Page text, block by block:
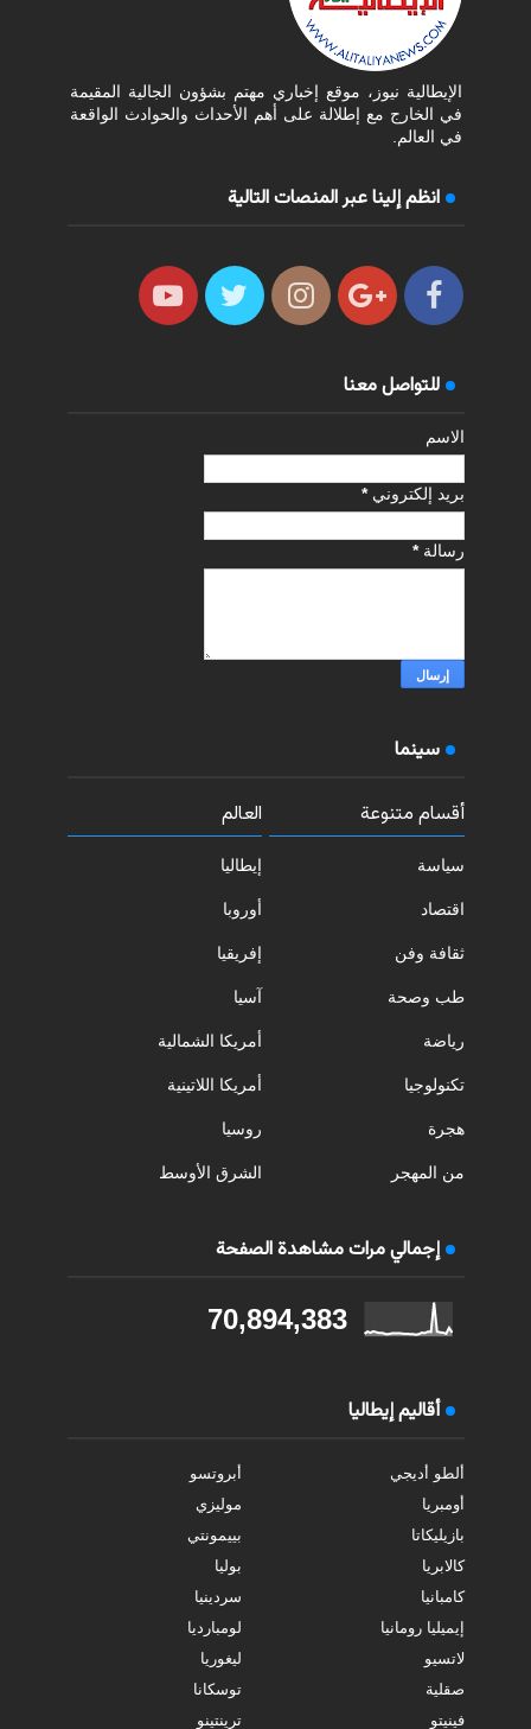
الإيطالية نيوز، موقع إخباري مهتم بشؤون الجالية المقيمة
في الخارج مع إطلالة على أهم الأحداث والحوادث الواقعة
في العالم.
انظم إلينا عبر المنصات التالية
للتواصل معنا
الاسم
بريد إلكتروني*
رسالة*
سينما
أقسام متنوعة
سياسة
اقتصاد
ثقافة وفن
طب وصحة
رياضة
تكنولوجيا
هجرة
من المهجر
العالم
إيطاليا
أوروبا
إفريقيا
آسيا
أمريكا الشمالية
أمريكا اللاتينية
روسيا
الشرق الأوسط
إجمالي مرات مشاهدة الصفحة
70,894,383
أقاليم إيطاليا
ألطو أديجي
أبروتسو
أومبريا
موليزي
بازيليكاتا
بييمونتي
كالابريا
بوليا
كامبانيا
سردينيا
إيميليا رومانيا
لومبارديا
لاتسيو
ليغوريا
صقلية
توسكانا
فينيتو
ترينتينو